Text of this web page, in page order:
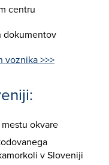
centru
dokumentov
voznika >>>
okvare
v Sloveniji